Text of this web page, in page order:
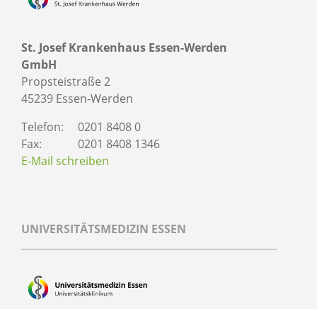
St. Josef Krankenhaus Essen-Werden
GmbH
Propsteistraße 2
45239 Essen-Werden
Telefon:
0201 8408 0
Fax:
0201 8408 1346
E-Mail schreiben
UNIVERSITÄTSMEDIZIN ESSEN